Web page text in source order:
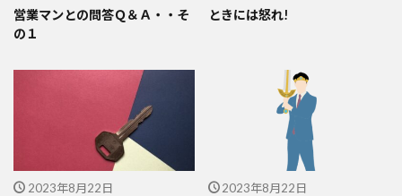
営業マンとの問答Ｑ＆Ａ・・そ
の１
ときには怒れ!
2023年8月22日 2023年8月22日